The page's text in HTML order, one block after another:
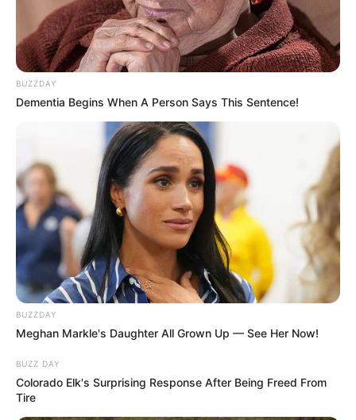
BUZZDAY
Dementia Begins When A Person Says This Sentence!
BUZZDAY
Meghan Markle's Daughter All Grown Up — See Her Now!
BUZZ DAY
Colorado Elk's Surprising Response After Being Freed From
Tire